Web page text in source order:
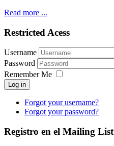
Read more ...
Restricted Acess
Username
Password
Remember Me
Log in
Forgot your username?
Forgot your password?
Registro en el Mailing List